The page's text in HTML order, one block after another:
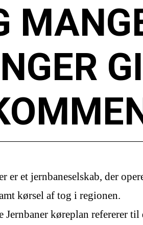
er et jernbaneselskab, der
kørsel af tog i regionen.
køreplan refererer